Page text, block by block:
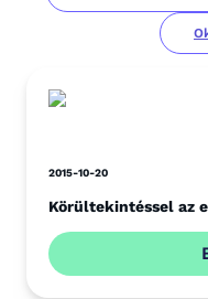
2015-10-20
Körültekintéssel az